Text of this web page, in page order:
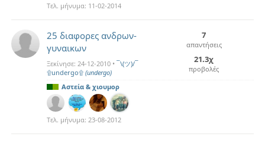
Τελ. μήνυμα: 11-02-2014
25 διαφορες ανδρων-
γυναικων
Ξεκίνησε: 24-12-2010 • ¯\(ツ)/¯
۩undergo۩ (undergo)
7
απαντήσεις
21.3χ
προβολές
Αστεία & χιουμορ
Τελ. μήνυμα: 23-08-2012